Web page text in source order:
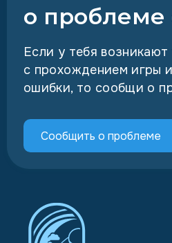
о проблеме
Если у тебя
с прохождением игры
ошибки, то сообщи о
Сообщить о проблеме